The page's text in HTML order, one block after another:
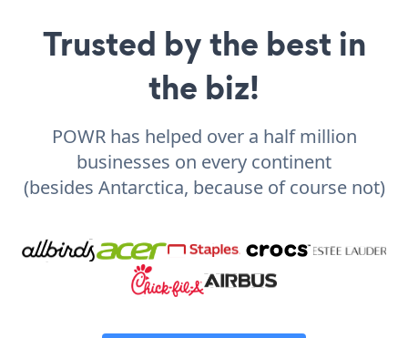
Trusted by the best in
the biz!
POWR has helped over a half million
businesses on every continent
(besides Antarctica, because of course not)